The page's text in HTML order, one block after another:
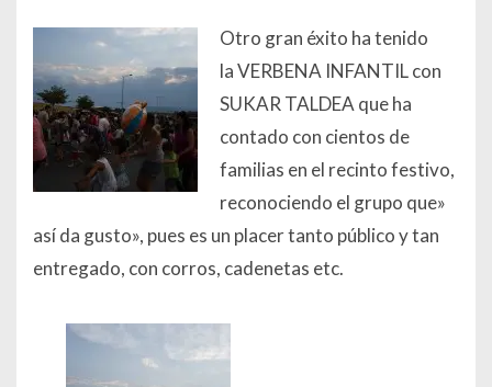
Otro gran éxito ha tenido
la VERBENA INFANTIL con
SUKAR TALDEA que ha
contado con cientos de
familias en el recinto festivo,
reconociendo el grupo que»
así da gusto», pues es un placer tanto público y tan
entregado, con corros, cadenetas etc.